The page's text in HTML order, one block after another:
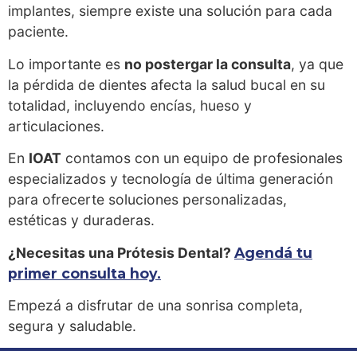
implantes, siempre existe una solución para cada
paciente.
Lo importante es no postergar la consulta, ya que
la pérdida de dientes afecta la salud bucal en su
totalidad, incluyendo encías, hueso y
articulaciones.
En IOAT contamos con un equipo de profesionales
especializados y tecnología de última generación
para ofrecerte soluciones personalizadas,
estéticas y duraderas.
¿Necesitas una Prótesis Dental? Agendá tu
primer consulta hoy.
Empezá a disfrutar de una sonrisa completa,
segura y saludable.